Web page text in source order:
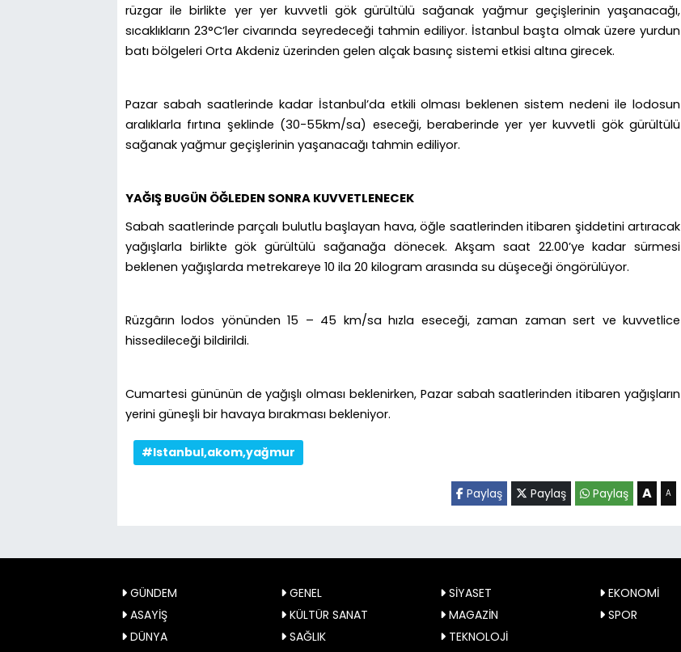
rüzgar ile birlikte yer yer kuvvetli gök gürültülü sağanak yağmur geçişlerinin yaşanacağı,
sıcaklıkların 23°C’ler civarında seyredeceği tahmin ediliyor. İstanbul başta olmak üzere yurdun
batı bölgeleri Orta Akdeniz üzerinden gelen alçak basınç sistemi etkisi altına girecek.
Pazar sabah saatlerinde kadar İstanbul’da etkili olması beklenen sistem nedeni ile lodosun
aralıklarla fırtına şeklinde (30-55km/sa) eseceği, beraberinde yer yer kuvvetli gök gürültülü
sağanak yağmur geçişlerinin yaşanacağı tahmin ediliyor.
YAĞIŞ BUGÜN ÖĞLEDEN SONRA KUVVETLENECEK
Sabah saatlerinde parçalı bulutlu başlayan hava, öğle saatlerinden itibaren şiddetini artıracak
yağışlarla birlikte gök gürültülü sağanağa dönecek. Akşam saat 22.00’ye kadar sürmesi
beklenen yağışlarda metrekareye 10 ila 20 kilogram arasında su düşeceği öngörülüyor.
Rüzgârın lodos yönünden 15 – 45 km/sa hızla eseceği, zaman zaman sert ve kuvvetlice
hissedileceği bildirildi.
Cumartesi gününün de yağışlı olması beklenirken, Pazar sabah saatlerinden itibaren yağışların
yerini güneşli bir havaya bırakması bekleniyor.
#Istanbul,akom,yağmur
Paylaş Paylaş Paylaş A A
GÜNDEM GENEL SİYASET
EKONOMİ
ASAYİŞ
KÜLTÜR SANAT MAGAZİN
SPOR
DÜNYA
SAĞLIK TEKNOLOJİ